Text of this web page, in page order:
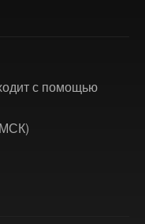
с помощью